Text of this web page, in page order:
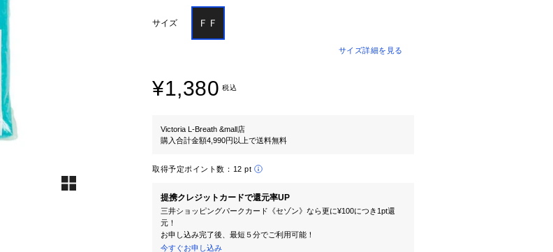
サイズ ＦＦ
サイズ詳細を見る
¥1,380 税込
Victoria L-Breath &mall店
購入合計金額4,990円以上で送料無料
取得予定ポイント数： 12 pt
提携クレジットカードで還元率UP
三井ショッピングパークカード《セゾン》なら更に¥100につき1pt還
元！
お申し込み完了後、最短５分でご利用可能！
今すぐお申し込み